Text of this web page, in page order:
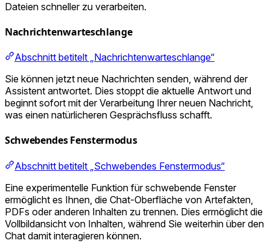
Dateien schneller zu verarbeiten.
Nachrichtenwarteschlange
Abschnitt betitelt „Nachrichtenwarteschlange“
Sie können jetzt neue Nachrichten senden, während der
Assistent antwortet. Dies stoppt die aktuelle Antwort und
beginnt sofort mit der Verarbeitung Ihrer neuen Nachricht,
was einen natürlicheren Gesprächsfluss schafft.
Schwebendes Fenstermodus
Abschnitt betitelt „Schwebendes Fenstermodus“
Eine experimentelle Funktion für schwebende Fenster
ermöglicht es Ihnen, die Chat-Oberfläche von Artefakten,
PDFs oder anderen Inhalten zu trennen. Dies ermöglicht die
Vollbildansicht von Inhalten, während Sie weiterhin über den
Chat damit interagieren können.